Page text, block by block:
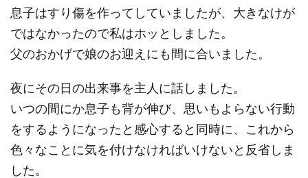
息子はすり傷を作ってしていましたが、大きなけが
ではなかったので私はホッとしました。
父のおかげで娘のお迎えにも間に合いました。
夜にその日の出来事を主人に話しました。
いつの間にか息子も背が伸び、思いもよらない行動
をするようになったと感心すると同時に、これから
色々なことに気を付けなければいけないと反省しま
した。